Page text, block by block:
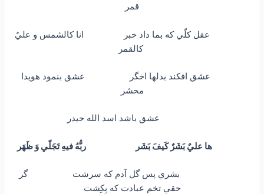
قمر
عقل كلّي كه بما داد خبر انا کالشمس و عليٌ
کالقمر
عشق افكند بدلها اخگر عشق بنمود هويدا
محشر
عشق باشد اسد الله حيدر
ها عليٌ بَشَرٌ كَيفَ بَشَر ربُّهُ فيهِ تَجَلّي وَ ظَهَر
بشري پس گل آدم كه سرشت گر
حقي تخم عبادت كه بِكِشت